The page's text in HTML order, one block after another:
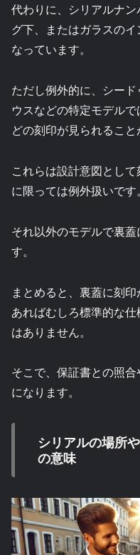
代わりに、シリアルナ
グ下、またはガラスの
なっています。
ただし例外的に、シー
ウスなどの特定モデル
どの刻印が見られること
これらは設計意図とし
に限っては例外扱いです。
それ以外のモデルで裏
す。
まとめると、裏蓋に刻
あればむしろ標準的な
はありません。
そこで、保証書との照
になります。
シリアルの場所
の意味